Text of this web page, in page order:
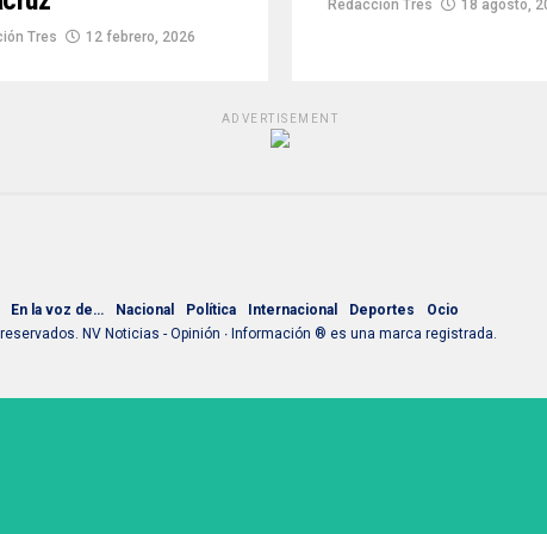
Tres 12 febrero, 2026
Redacción Tres 18 agosto,
ADVERTISEMENT
En la voz de… Nacional Política Internacional Deportes
Ocio
NV Noticias - Opinión ∙ Información ® es una marca registrada.